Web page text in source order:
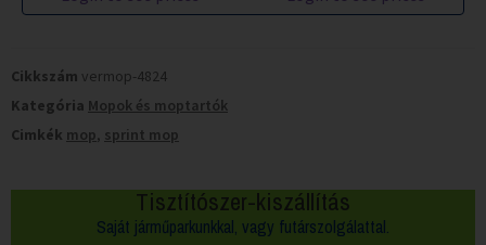
Cikkszám vermop-4824
Kategória Mopok és moptartók
Cimkék mop, sprint mop
Tisztítószer-kiszállítás
Saját járműparkunkkal, vagy futárszolgálattal.